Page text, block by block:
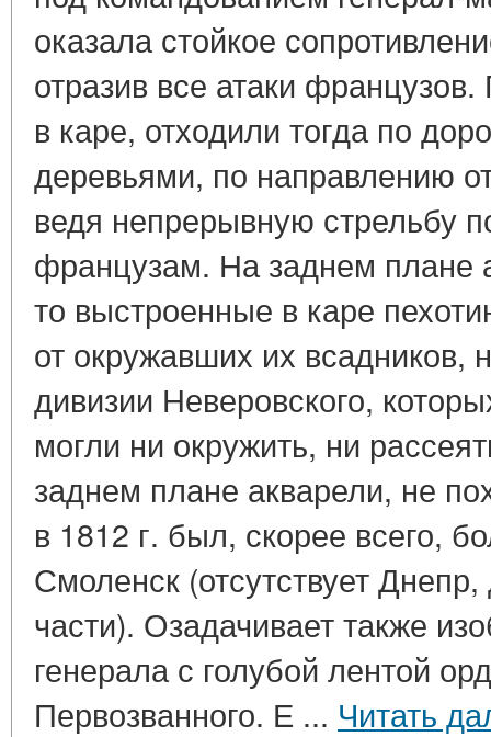
оказала стойкое
отразив все атаки
в каре, отходили тогда по
деревьями, по направлению
ведя непрерывную стрельбу
французам. На заднем плане
то выстроенные в каре
от окружавших их всадников,
дивизии Неверовского,
могли ни окружить, ни
заднем плане акварели, не
в 1812 г. был, скорее всего,
Смоленск (отсутствует
части). Озадачивает также
генерала с голубой лентой
Первозванного. Е ... Читать